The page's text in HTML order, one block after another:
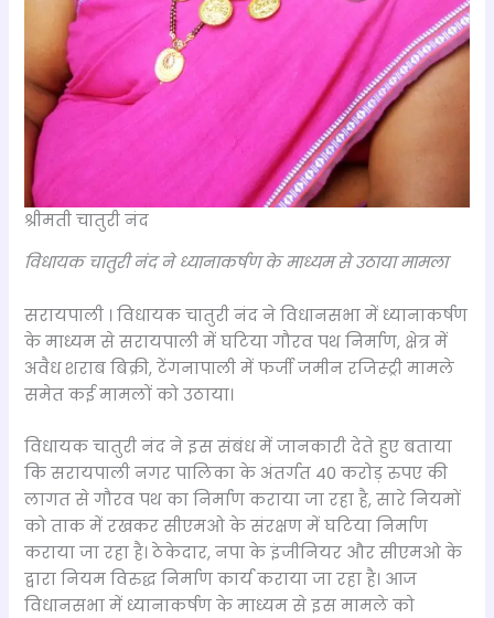
श्रीमती चातुरी नंद
विधायक चातुरी नंद ने ध्यानाकर्षण के माध्यम से उठाया मामला
सरायपाली । विधायक चातुरी नंद ने विधानसभा में ध्यानाकर्षण
के माध्यम से सरायपाली में घटिया गौरव पथ निर्माण, क्षेत्र में
अवैध शराब बिक्री, टेंगनापाली में फर्जी जमीन रजिस्ट्री मामले
समेत कई मामलों को उठाया।
विधायक चातुरी नंद ने इस संबंध में जानकारी देते हुए बताया
कि सरायपाली नगर पालिका के अंतर्गत 40 करोड़ रुपए की
लागत से गौरव पथ का निर्माण कराया जा रहा है, सारे नियमों
को ताक में रखकर सीएमओ के संरक्षण में घटिया निर्माण
कराया जा रहा है। ठेकेदार, नपा के इंजीनियर और सीएमओ के
द्वारा नियम विरुद्ध निर्माण कार्य कराया जा रहा है। आज
विधानसभा में ध्यानाकर्षण के माध्यम से इस मामले को